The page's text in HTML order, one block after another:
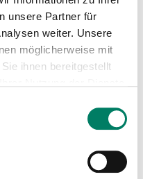
unsere Partner für
weiter. Unsere
möglicherweise mit
ihnen bereitgestellt
Troisdorf und
Bauarbeiten liegen
in Sankt
Friedrich-
Bestandsgleise
Gleise sowie des
erfolgen
Über die Sieg baut
eine
zu schaffen. Damit